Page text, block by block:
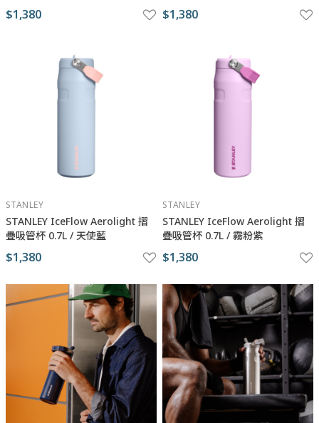
$1,380 $1,380
STANLEY
STANLEY IceFlow Aerolight 摺
疊吸管杯 0.7L / 天使藍
$1,380
STANLEY
STANLEY IceFlow Aerolight 摺
疊吸管杯 0.7L / 霧粉紫
$1,380